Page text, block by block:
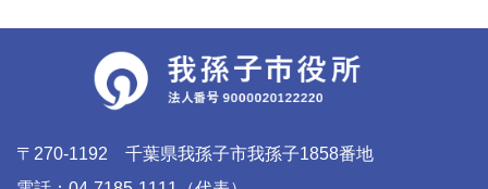
〒270-1192 千葉県我孫子市我孫子1858番地